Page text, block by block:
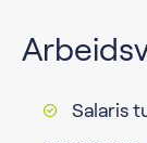
Salaris